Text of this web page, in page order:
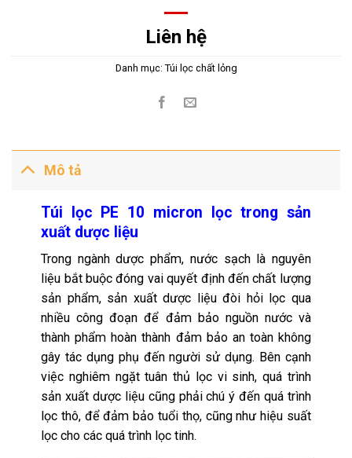
Liên hệ
Danh mục:Túi lọc chất lỏng
Mô tả
Túi lọc PE 10 micron lọc trong sản
xuất dược liệu
Trong ngành dược phẩm, nước sạch là nguyên
liệu bắt buộc đóng vai quyết định đến chất lượng
sản phẩm, sản xuất dược liệu đòi hỏi lọc qua
nhiều công đoạn để đảm bảo nguồn nước và
thành phẩm hoàn thành đảm bảo an toàn không
gây tác dụng phụ đến người sử dụng. Bên cạnh
việc nghiêm ngặt tuân thủ lọc vi sinh, quá trình
sản xuất dược liệu cũng phải chú ý đến quá trình
lọc thô, để đảm bảo tuổi thọ, cũng như hiệu suất
lọc cho các quá trình lọc tinh.